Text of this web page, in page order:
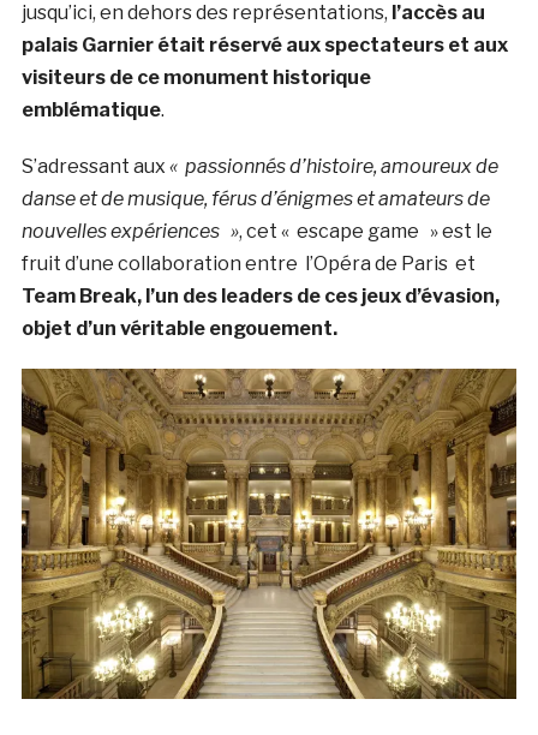
jusqu’ici, en dehors des représentations, l’accès au
palais Garnier était réservé aux spectateurs et aux
visiteurs de ce monument historique
emblématique.
S’adressant aux « passionnés d’histoire, amoureux de
danse et de musique, férus d’énigmes et amateurs de
nouvelles expériences », cet « escape game » est le
fruit d’une collaboration entre l’Opéra de Paris et
Team Break, l’un des leaders de ces jeux d’évasion,
objet d’un véritable engouement.